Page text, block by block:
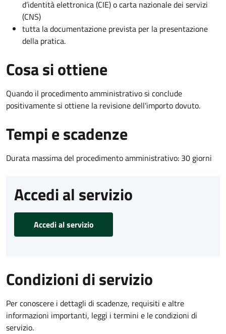
d’identità elettronica (CIE) o carta nazionale dei servizi
(CNS)
tutta la documentazione prevista per la presentazione
della pratica.
Cosa si ottiene
Quando il procedimento amministrativo si conclude
positivamente si ottiene la revisione dell'importo dovuto.
Tempi e scadenze
Durata massima del procedimento amministrativo: 30 giorni
Accedi al servizio
Accedi al servizio
Condizioni di servizio
Per conoscere i dettagli di scadenze, requisiti e altre
informazioni importanti, leggi i termini e le condizioni di
servizio.